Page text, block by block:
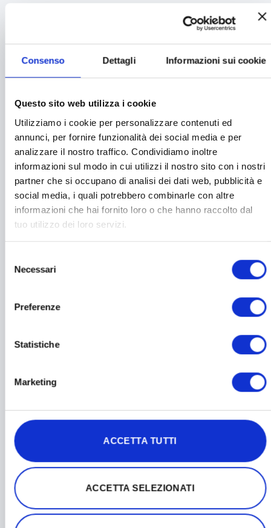
Consenso Dettagli Informazioni sui cookie
Questo sito web utilizza i cookie
Utilizziamo i cookie per personalizzare contenuti ed
annunci, per fornire funzionalità dei social media e per
analizzare il nostro traffico. Condividiamo inoltre
informazioni sul modo in cui utilizzi il nostro sito con i nostri
partner che si occupano di analisi dei dati web, pubblicità e
social media, i quali potrebbero combinarle con altre
informazioni che hai fornito loro o che hanno raccolto dal
tuo utilizzo dei loro servizi.
delNecessari
Preferenze
Statistiche
Marketing
ACCETTA TUTTI
ACCETTA SELEZIONATI
cliccando sul link qui sotto
Password dimenticata?
inserisci la mail con cui hai acquistato su Red-Therapy
e clicca “Resettare la password” riceverai una mail
con un link, cliccalo e reimposta una nuova
password.
ATTENZIONE
Essendo Red Therapy parte del network Toplife tu hai
un unico account per loggarti sia su Toplife che su
differenti ma te lo sconsigliamo) quindi se cambi la
aggiunti al network Toplife
L'articolo ti è stato utile?